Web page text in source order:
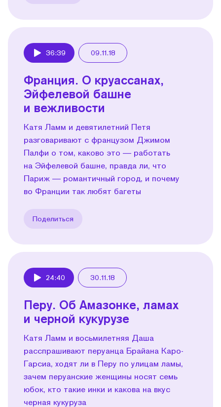
36:39 09.11.18
Франция. О круассанах,
Эйфелевой башне
и вежливости
Катя Ламм и девятилетний Петя
разговаривают с французом Джимом
Палфи о том, каково это — работать
на Эйфелевой башне, правда ли, что
Париж — романтичный город, и почему
во Франции так любят багеты
Поделиться
24:40 30.11.18
Перу. Об Амазонке, ламах
и черной кукурузе
Катя Ламм и восьмилетняя Даша
расспрашивают перуанца Брайана Каро-
Гарсиа, ходят ли в Перу по улицам ламы,
зачем перуанские женщины носят семь
юбок, кто такие инки и какова на вкус
черная кукуруза